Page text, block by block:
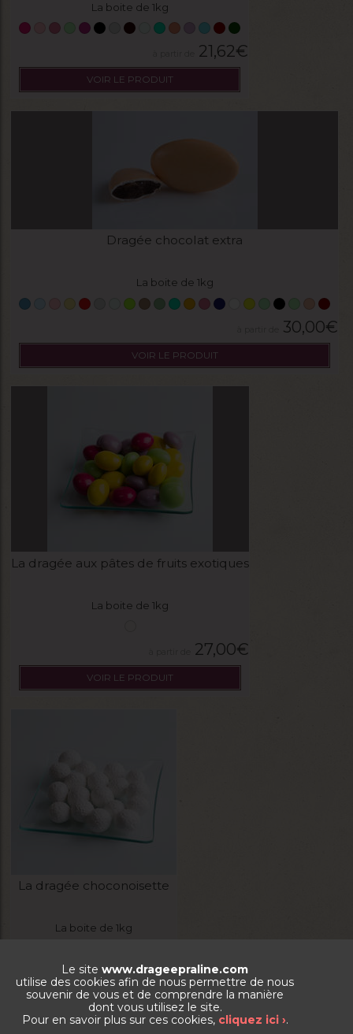
La boite de 1kg
21,62€
VOIR LE PRODUIT
Dragée chocolat extra
La boite de 1kg
30,00€
VOIR LE PRODUIT
La dragée aux pâtes de fruits exotiques
La boite de 1kg
27,00€
VOIR LE PRODUIT
La dragée choconoisette
La boite de 1kg
33,85€
VOIR LE PRODUIT
Le site www.drageepraline.com
utilise des cookies afin de nous permettre de nous
souvenir de vous et de comprendre la manière
dont vous utilisez le site.
Pour en savoir plus sur ces cookies, cliquez ici ›.